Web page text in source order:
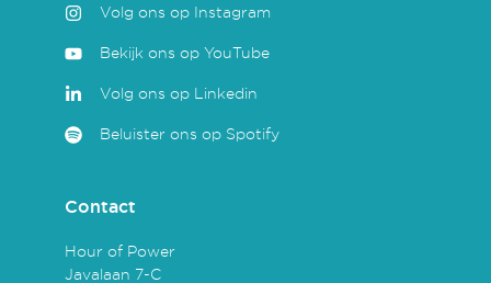
Volg ons op Instagram
Bekijk ons op YouTube
Volg ons op Linkedin
Beluister ons op Spotify
Contact
Hour of Power
Javalaan 7-C